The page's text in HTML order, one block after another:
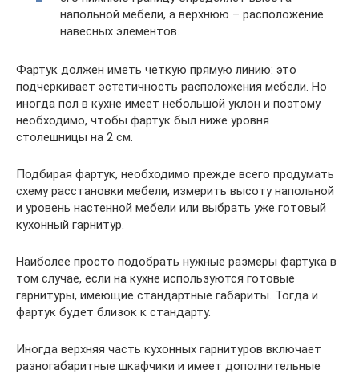
напольной мебели, а верхнюю – расположение
навесных элементов.
Фартук должен иметь четкую прямую линию: это
подчеркивает эстетичность расположения мебели. Но
иногда пол в кухне имеет небольшой уклон и поэтому
необходимо, чтобы фартук был ниже уровня
столешницы на 2 см.
Подбирая фартук, необходимо прежде всего продумать
схему расстановки мебели, измерить высоту напольной
и уровень настенной мебели или выбрать уже готовый
кухонный гарнитур.
Наиболее просто подобрать нужные размеры фартука в
том случае, если на кухне используются готовые
гарнитуры, имеющие стандартные габариты. Тогда и
фартук будет близок к стандарту.
Иногда верхняя часть кухонных гарнитуров включает
разногабаритные шкафчики и имеет дополнительные